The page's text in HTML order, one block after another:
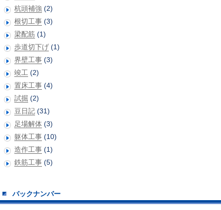
杭頭補強 (2)
根切工事 (3)
梁配筋 (1)
歩道切下げ (1)
界壁工事 (3)
竣工 (2)
置床工事 (4)
試掘 (2)
豆日記 (31)
足場解体 (3)
躯体工事 (10)
造作工事 (1)
鉄筋工事 (5)
バックナンバー